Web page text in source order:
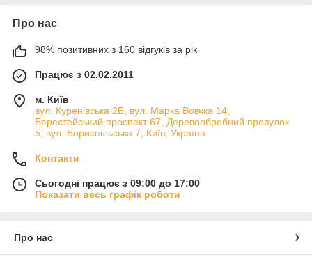
Про нас
98% позитивних з 160 відгуків за рік
Працює з 02.02.2011
м. Київ
вул. Куренівська 2Б, вул. Марка Вовчка 14,
Берестейський проспект 67, Деревообробний провулок
5, вул. Бориспільська 7, Київ, Україна
Контакти
Сьогодні працює з 09:00 до 17:00
Показати весь графік роботи
Про нас